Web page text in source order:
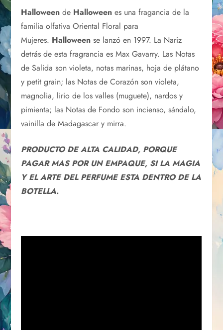
Halloween de Halloween es una fragancia de la
familia olfativa Oriental Floral para
Mujeres. Halloween se lanzó en 1997. La Nariz
detrás de esta fragrancia es Max Gavarry. Las Notas
de Salida son violeta, notas marinas, hoja de plátano
y petit grain; las Notas de Corazón son violeta,
magnolia, lirio de los valles (muguete), nardos y
pimienta; las Notas de Fondo son incienso, sándalo,
vainilla de Madagascar y mirra.
PRODUCTO DE ALTA CALIDAD, PORQUE
PAGAR MAS POR UN EMPAQUE, SI LA MAGIA
Y EL ARTE DEL PERFUME ESTA DENTRO DE LA
BOTELLA.